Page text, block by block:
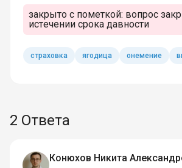
закрыто с пометкой: вопрос
истечении срока давности
страховка ягодица онемение
2 Ответа
Конюхов Никита